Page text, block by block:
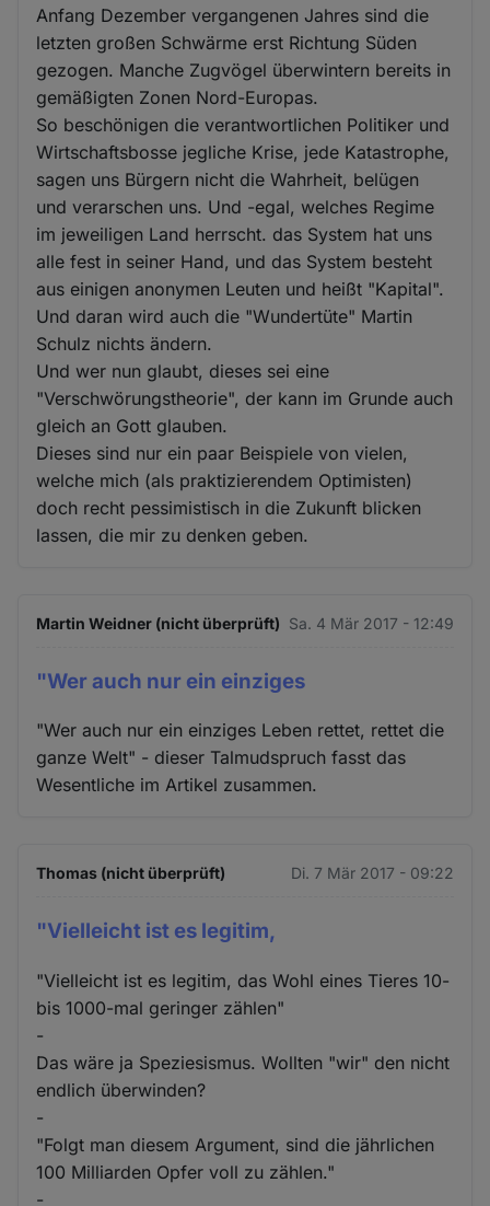
Anfang Dezember vergangenen Jahres sind die
letzten großen Schwärme erst Richtung Süden
gezogen. Manche Zugvögel überwintern bereits in
gemäßigten Zonen Nord-Europas.
So beschönigen die verantwortlichen Politiker und
Wirtschaftsbosse jegliche Krise, jede Katastrophe,
sagen uns Bürgern nicht die Wahrheit, belügen
und verarschen uns. Und -egal, welches Regime
im jeweiligen Land herrscht. das System hat uns
alle fest in seiner Hand, und das System besteht
aus einigen anonymen Leuten und heißt "Kapital".
Und daran wird auch die "Wundertüte" Martin
Schulz nichts ändern.
Und wer nun glaubt, dieses sei eine
"Verschwörungstheorie", der kann im Grunde auch
gleich an Gott glauben.
Dieses sind nur ein paar Beispiele von vielen,
welche mich (als praktizierendem Optimisten)
doch recht pessimistisch in die Zukunft blicken
lassen, die mir zu denken geben.
Martin Weidner (nicht überprüft) Sa. 4 Mär 2017 - 12:49
"Wer auch nur ein einziges
"Wer auch nur ein einziges Leben rettet, rettet die
ganze Welt" - dieser Talmudspruch fasst das
Wesentliche im Artikel zusammen.
Thomas (nicht überprüft) Di. 7 Mär 2017 - 09:22
"Vielleicht ist es legitim,
"Vielleicht ist es legitim, das Wohl eines Tieres 10-
bis 1000-mal geringer zählen"
-
Das wäre ja Speziesismus. Wollten "wir" den nicht
endlich überwinden?
-
"Folgt man diesem Argument, sind die jährlichen
100 Milliarden Opfer voll zu zählen."
-